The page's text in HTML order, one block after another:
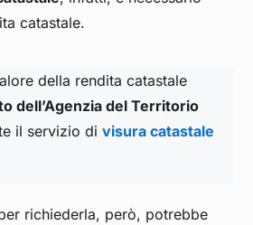
catastale.
della rendita catastale
dell’Agenzia del Territorio
il servizio divisura catastale
richiederla, però, potrebbe